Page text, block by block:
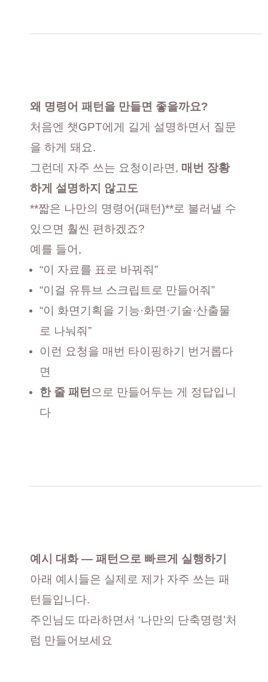
왜 명령어 패턴을 만들면 좋을까요?
처음엔 챗GPT에게 길게 설명하면서 질문
을 하게 돼요.
그런데 자주 쓰는 요청이라면, 매번 장황
하게 설명하지 않고도
**짧은 나만의 명령어(패턴)**로 불러낼 수
있으면 훨씬 편하겠죠?
예를 들어,
“이 자료를 표로 바꿔줘”
“이걸 유튜브 스크립트로 만들어줘”
“이 화면기획을 기능·화면·기술·산출물
로 나눠줘”
이런 요청을 매번 타이핑하기 번거롭다
면
한 줄 패턴 으로 만들어두는 게 정답입니
다
예시 대화 — 패턴으로 빠르게 실행하기
아래 예시들은 실제로 제가 자주 쓰는 패
턴들입니다.
주인님도 따라하면서 ‘나만의 단축명령’처
럼 만들어보세요